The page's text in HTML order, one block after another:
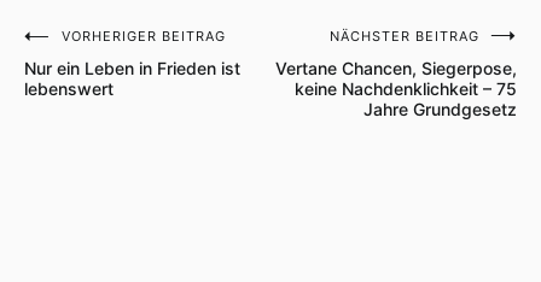
Beitragsnavigation
VORHERIGER BEITRAG
Nur ein Leben in Frieden ist
lebenswert
NÄCHSTER BEITRAG
Vertane Chancen, Siegerpose,
keine Nachdenklichkeit – 75
Jahre Grundgesetz